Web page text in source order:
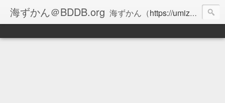
海ずかん＠BDDB.org 海ずかん（https://umizukan.com